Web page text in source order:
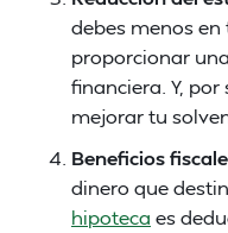
debes menos
proporcionar
financiera. Y,
mejorar tu
Beneficios
dinero que
hipoteca es